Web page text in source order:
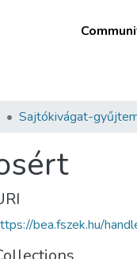
Sajtókivágat-
bea.fszek.hu/